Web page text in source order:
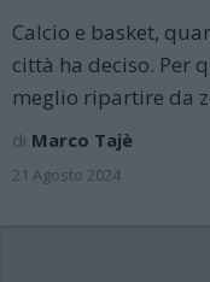
Calcio e basket,
città ha deciso. Per
meglio ripartire da
di Marco Tajè
21 Agosto 2024